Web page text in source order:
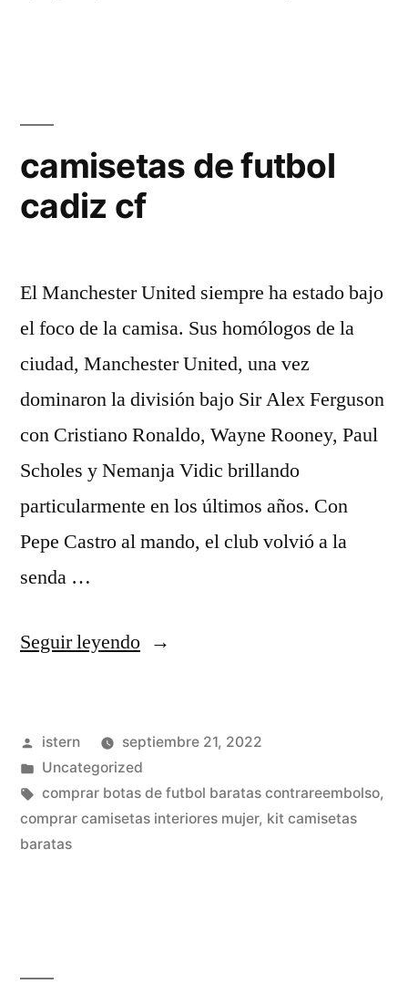
camisetas de futbol
cadiz cf
El Manchester United siempre ha estado bajo
el foco de la camisa. Sus homólogos de la
ciudad, Manchester United, una vez
dominaron la división bajo Sir Alex Ferguson
con Cristiano Ronaldo, Wayne Rooney, Paul
Scholes y Nemanja Vidic brillando
particularmente en los últimos años. Con
Pepe Castro al mando, el club volvió a la
senda …
Seguir leyendo«camisetas
cadiz
cf»
Publicado
por
istern
septiembre 21, 2022
Publicado
en
Uncategorized
Etiquetas:
comprar botas de futbol baratas contrareembolso,
comprar camisetas interiores mujer, kit camisetas
baratas